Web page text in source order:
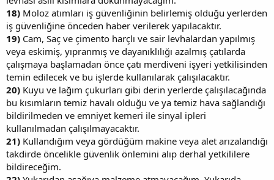
18) Moloz atımları iş güvenliğinin belirlemiş olduğu yerlerden
iş güvenliğine önceden haber verilerek yapılacaktır.
19) Cam, Saç ve çimento harçlı ve sair levhalardan yapılmış
veya eskimiş, yıpranmış ve dayanıklılığı azalmış çatılarda
çalışmaya başlamadan önce çatı merdiveni işyeri yetkilisinden
temin edilecek ve bu işlerde kullanılarak çalışılacaktır.
20) Kuyu ve lağım çukurları gibi derin yerlerde çalışılacağında
bu kısımların temiz havalı olduğu ve ya temiz hava sağlandığı
bildirilmeden ve emniyet kemeri ile sinyal ipleri
kullanılmadan çalışılmayacaktır.
21) Kullandığım veya gördüğüm makine veya alet arızalandığı
takdirde öncelikle güvenlik önlemini alıp derhal yetkililere
bildireceğim.